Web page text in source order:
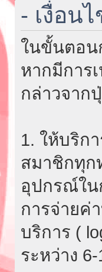
- เงื่อน
ในขั้นตอน
หากมีการ
กล่าวจาก
1. ให้บริก
สมาชิกทุก
อุปกรณ์ใน
การจ่ายค่
บริการ (
ระหว่าง